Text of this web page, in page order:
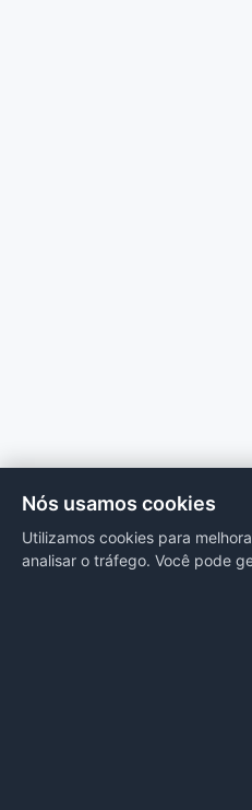
Nós usamos cookies
Utilizamos cookies para
analisar o tráfego. Você pode